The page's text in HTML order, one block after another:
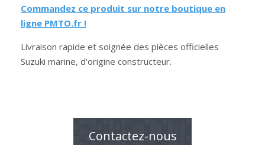
Commandez ce produit sur notre boutique en
ligne PMTO.fr !
Livraison rapide et soignée des pièces officielles
Suzuki marine, d'origine constructeur.
Contactez-nous